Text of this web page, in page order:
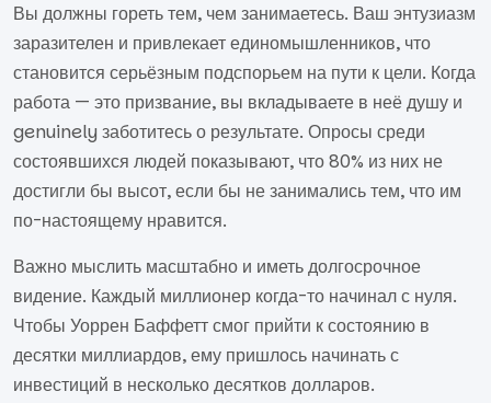
Вы должны гореть тем, чем занимаетесь. Ваш энтузиазм
заразителен и привлекает единомышленников, что
становится серьёзным подспорьем на пути к цели. Когда
работа — это призвание, вы вкладываете в неё душу и
genuinely заботитесь о результате. Опросы среди
состоявшихся людей показывают, что 80% из них не
достигли бы высот, если бы не занимались тем, что им
по-настоящему нравится.
Важно мыслить масштабно и иметь долгосрочное
видение. Каждый миллионер когда-то начинал с нуля.
Чтобы Уоррен Баффетт смог прийти к состоянию в
десятки миллиардов, ему пришлось начинать с
инвестиций в несколько десятков долларов.